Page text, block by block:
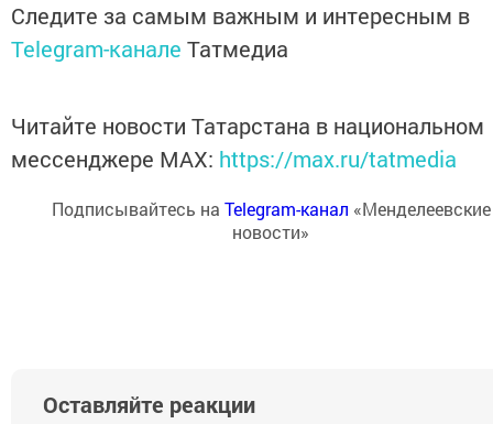
Следите за самым важным и интересным в
Telegram-канале Татмедиа
Читайте новости Татарстана в национальном
мессенджере MАХ: https://max.ru/tatmedia
Подписывайтесь на Telegram-канал «Менделеевские
новости»
Оставляйте реакции